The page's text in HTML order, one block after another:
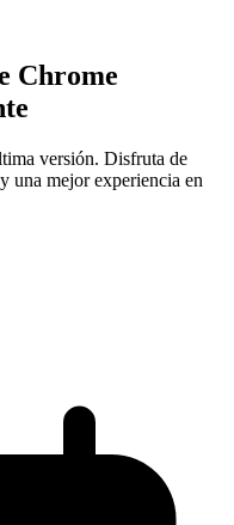
Chrome
versión. Disfruta de
una mejor experiencia en